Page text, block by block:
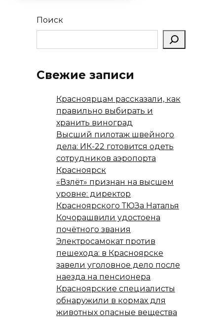
Поиск
Свежие записи
Красноярцам рассказали, как
правильно выбирать и
хранить виноград
Высший пилотаж швейного
дела: ИК-22 готовится одеть
сотрудников аэропорта
Красноярск
«Взлёт» признан на высшем
уровне: директор
Красноярского ТЮЗа Наталья
Кочорашвили удостоена
почётного звания
Электросамокат против
пешехода: в Красноярске
завели уголовное дело после
наезда на пенсионера
Красноярские специалисты
обнаружили в кормах для
животных опасные вещества